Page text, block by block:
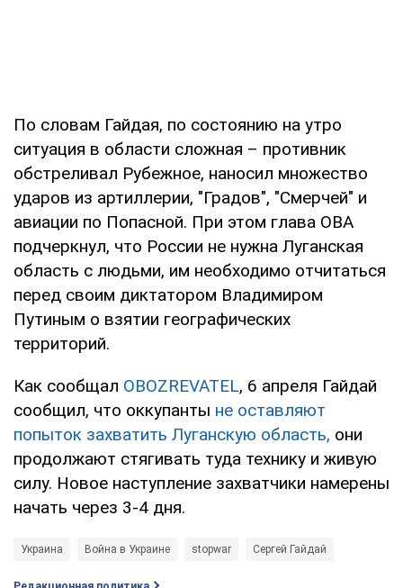
По словам Гайдая, по состоянию на утро
ситуация в области сложная – противник
обстреливал Рубежное, наносил множество
ударов из артиллерии, "Градов", "Смерчей" и
авиации по Попасной. При этом глава ОВА
подчеркнул, что России не нужна Луганская
область с людьми, им необходимо отчитаться
перед своим диктатором Владимиром
Путиным о взятии географических
территорий.
Как сообщал OBOZREVATEL, 6 апреля Гайдай
сообщил, что оккупанты не оставляют
попыток захватить Луганскую область, они
продолжают стягивать туда технику и живую
силу. Новое наступление захватчики намерены
начать через 3-4 дня.
Украина Война в Украине stopwar Сергей Гайдай